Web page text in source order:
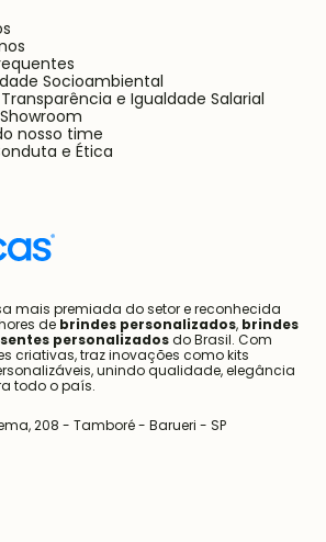
mais premiada do setor e reconhecida
de brindes personalizados, brindes
personalizadosdo Brasil. Com
criativas, traz inovações como kits
unindo qualidade, elegância
todo o país.
208 - Tamboré - Barueri - SP
Socioambiental
e Igualdade Salarial
nosso time
e Ética